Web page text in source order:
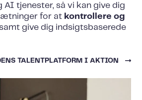
AI tjenester, så vi kan give dig
for at kontrollere og
give dig indsigtsbaserede
TALENTPLATFORM I AKTION